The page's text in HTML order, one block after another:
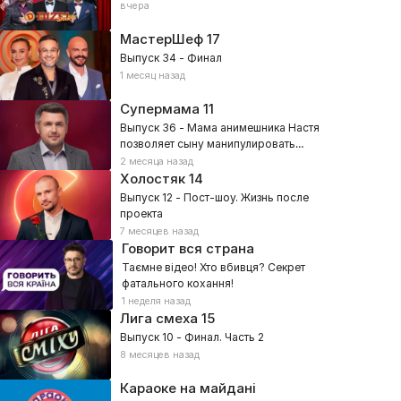
вчера
МастерШеф17
Выпуск 34 - Финал
1 месяц назад
Супермама 11
Выпуск 36 - Мама анимешника Настя
позволяет сыну манипулировать
собой?
2 месяца назад
Холостяк14
Выпуск 12 - Пост-шоу. Жизнь после
проекта
7 месяцев назад
Говорит вся страна
Таємне відео! Хто вбивця? Секрет
фатального кохання!
1 неделя назад
Лига смеха 15
Выпуск 10 - Финал. Часть 2
8 месяцев назад
Караоке на майдані